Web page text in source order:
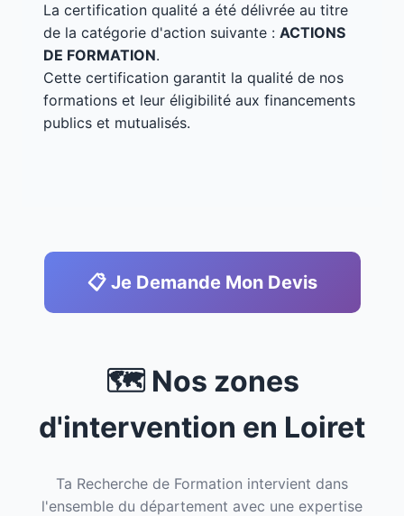
La certification qualité a été délivrée au titre
de la catégorie d'action suivante : ACTIONS
DE FORMATION.
Cette certification garantit la qualité de nos
formations et leur éligibilité aux financements
publics et mutualisés.
📋 Je Demande Mon Devis
🗺️ Nos zones
d'intervention en Loiret
Ta Recherche de Formation intervient dans
l'ensemble du département avec une expertise